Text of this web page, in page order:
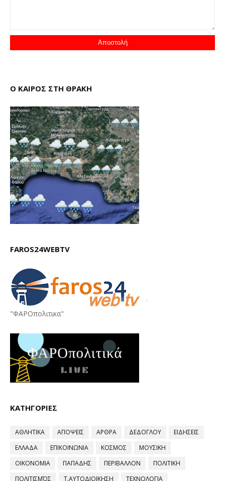
Ο ΚΑΙΡΟΣ ΣΤΗ ΘΡΑΚΗ
FAROS24WEBTV
"ΦΑΡΟπολιτικα"
ΚΑΤΗΓΟΡΙΕΣ
ΑΘΛΗΤΙΚΑ ΑΠΟΨΕΙΣ ΑΡΘΡΑ ΔΕΔΟΓΛΟΥ
ΕΙΔΗΣΕΙΣ
ΕΛΛΑΔΑ
ΕΠΙΚΟΙΝΩΝΙΑ ΚΟΣΜΟΣ
ΜΟΥΣΙΚΗ
ΟΙΚΟΝΟΜΙΑ
ΠΑΠΑΔΗΣ ΠΕΡΙΒΑΛΛΟΝ
ΠΟΛΙΤΙΚΗ
ΠΟΛΙΤΙΣΜΌΣ
Τ.ΑΥΤΟΔΙΟΙΚΗΣΗ ΤΕΧΝΟΛΟΓΙΑ